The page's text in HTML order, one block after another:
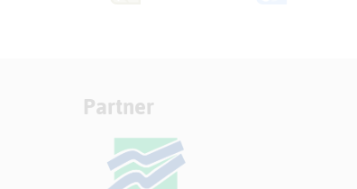
Partner